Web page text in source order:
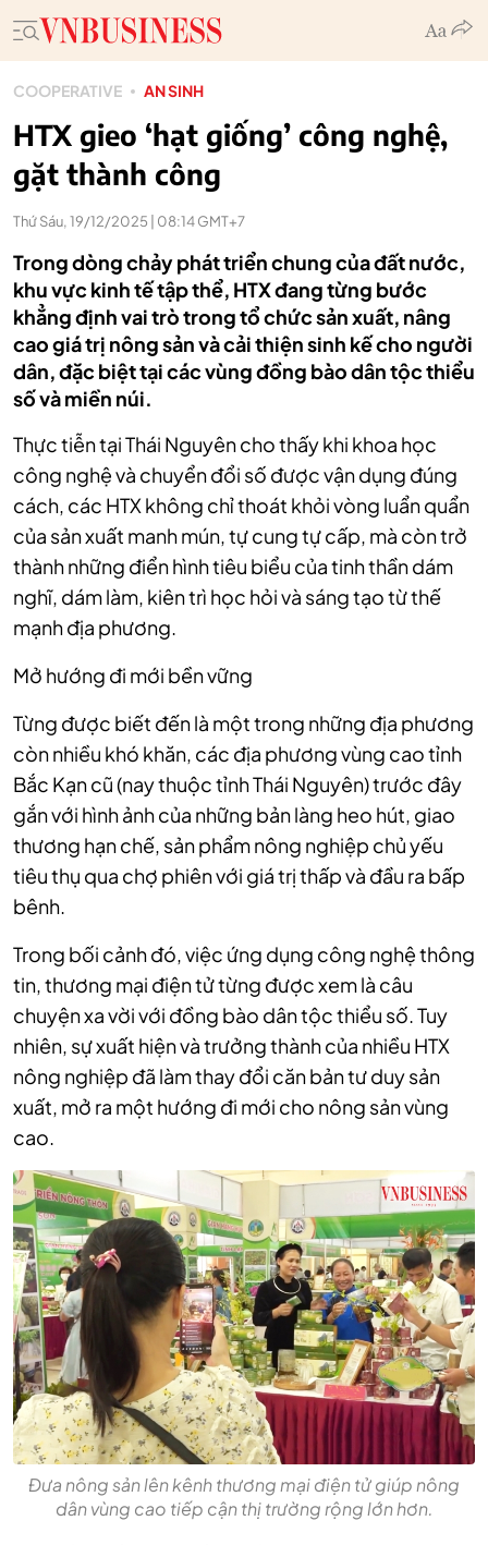
COOPERATIVE AN SINH
HTX gieo ‘hạt giống’ công nghệ,
gặt thành công
Thứ Sáu, 19/12/2025 | 08:14 GMT+7
Trong dòng chảy phát triển chung của đất nước,
khu vực kinh tế tập thể, HTX đang từng bước
khẳng định vai trò trong tổ chức sản xuất, nâng
cao giá trị nông sản và cải thiện sinh kế cho người
dân, đặc biệt tại các vùng đồng bào dân tộc thiểu
số và miền núi.
Thực tiễn tại Thái Nguyên cho thấy khi khoa học
công nghệ và chuyển đổi số được vận dụng đúng
cách, các HTX không chỉ thoát khỏi vòng luẩn quẩn
của sản xuất manh mún, tự cung tự cấp, mà còn trở
thành những điển hình tiêu biểu của tinh thần dám
nghĩ, dám làm, kiên trì học hỏi và sáng tạo từ thế
mạnh địa phương.
Mở hướng đi mới bền vững
Từng được biết đến là một trong những địa phương
còn nhiều khó khăn, các địa phương vùng cao tỉnh
Bắc Kạn cũ (nay thuộc tỉnh Thái Nguyên) trước đây
gắn với hình ảnh của những bản làng heo hút, giao
thương hạn chế, sản phẩm nông nghiệp chủ yếu
tiêu thụ qua chợ phiên với giá trị thấp và đầu ra bấp
bênh.
Trong bối cảnh đó, việc ứng dụng công nghệ thông
tin, thương mại điện tử từng được xem là câu
chuyện xa vời với đồng bào dân tộc thiểu số. Tuy
nhiên, sự xuất hiện và trưởng thành của nhiều HTX
nông nghiệp đã làm thay đổi căn bản tư duy sản
xuất, mở ra một hướng đi mới cho nông sản vùng
cao.
Đưa nông sản lên kênh thương mại điện tử giúp nông
dân vùng cao tiếp cận thị trường rộng lớn hơn.